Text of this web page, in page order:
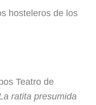
hosteleros de los
Teatro de
ratita presumida